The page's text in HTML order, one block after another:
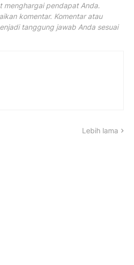
menghargai pendapat Anda.
komentar. Komentar atau
tanggung jawab Anda sesuai
Lebih lama